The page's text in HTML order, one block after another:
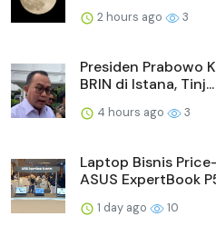
2 hours ago 3
Presiden Prabowo
BRIN di Istana, Tinj...
4 hours ago 3
Laptop Bisnis
ASUS ExpertBook
1 day ago 10